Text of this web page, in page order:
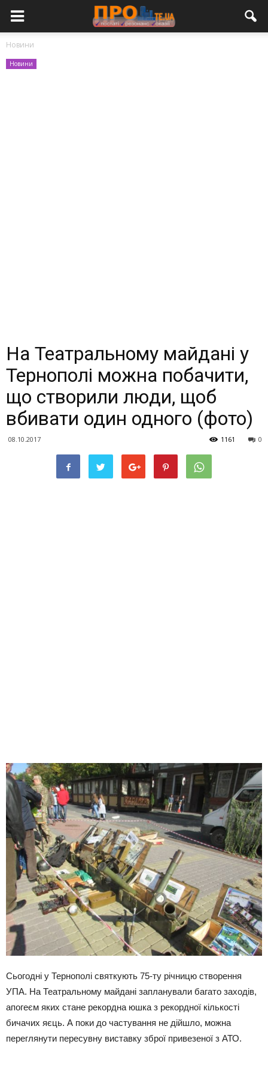
Новини
Новини
На Театральному майдані у
Тернополі можна побачити,
що створили люди, щоб
вбивати один одного (фото)
08.10.2017 0
1161
Сьогодні у Тернополі святкують 75-ту річницю створення
УПА. На Театральному майдані запланували багато заходів,
апогеєм яких стане рекордна юшка з рекордної кількості
бичачих яєць. А поки до частування не дійшло, можна
переглянути пересувну виставку зброї привезеної з АТО.